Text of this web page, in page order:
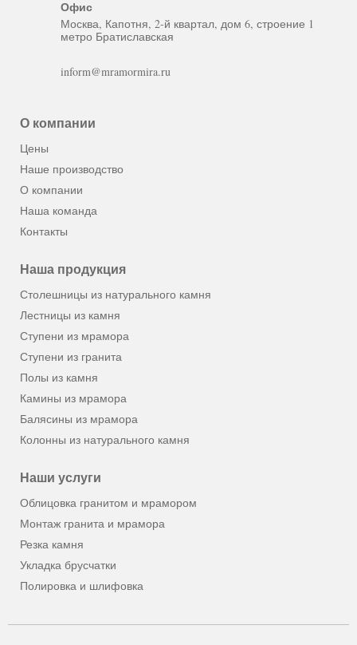
О компании
Цены
Наше производство
О компании
Наша команда
Контакты
Наша продукция
Столешницы из натурального камня
Лестницы из камня
Ступени из мрамора
Ступени из гранита
Полы из камня
Камины из мрамора
Балясины из мрамора
Колонны из натурального камня
Наши услуги
Облицовка гранитом и мрамором
Монтаж гранита и мрамора
Резка камня
Укладка брусчатки
Полировка и шлифовка
Офис
Москва, Капотня, 2-й квартал, дом 6, строение 1
метро Братиславская
inform@mramormira.ru